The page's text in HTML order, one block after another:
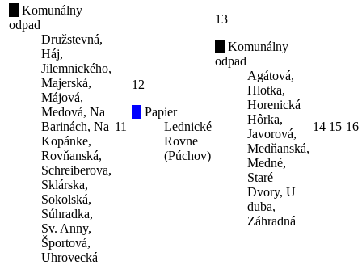
Komunálny
odpad
Družstevná,
Háj,
Jilemnického,
Majerská,
Májová,
Medová, Na
Barinách, Na
Kopánke,
Rovňanská,
Schreiberova,
Sklárska,
Sokolská,
Súhradka,
Sv. Anny,
Športová,
Uhrovecká
11
12
Papier
Lednické
Rovne
(Púchov)
13
Komunálny
odpad
Agátová,
Hlotka,
Horenická
Hôrka,
Javorová,
Medňanská,
Medné,
Staré
Dvory, U
duba,
Záhradná
14 15 16